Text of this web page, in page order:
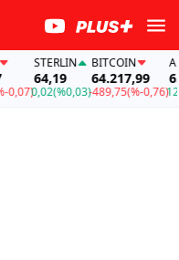
STERLIN
64,19
0,02(%0,03)
BITCOIN
64.217,99
-489,75(%-0,76)